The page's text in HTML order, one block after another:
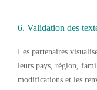
6. Validation des
Les partenaires
leurs pays, région,
modifications et les